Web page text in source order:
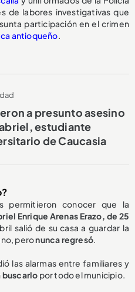
de labores investigativas que
participación en el crimen
antioqueño.
a presunto asesino
estudiante
de Caucasia
permitieron conocer que la
Enrique Arenas Erazo, de 25
salió de su casa a guardar la
peronunca regresó.
las alarmas entre familiares y
buscarlo por todo el municipio.